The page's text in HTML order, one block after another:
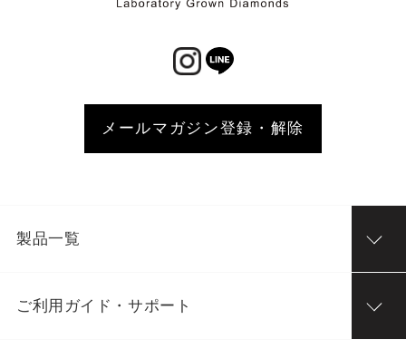
メールマガジン登録・解除
製品一覧
ご利用ガイド・サポート